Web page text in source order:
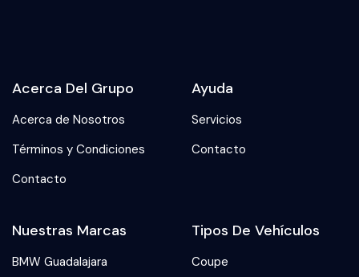
Acerca Del Grupo
Acerca de Nosotros
Términos y Condiciones
Contacto
Ayuda
Servicios
Contacto
Nuestras Marcas
BMW Guadalajara
Tipos De Vehículos
Coupe